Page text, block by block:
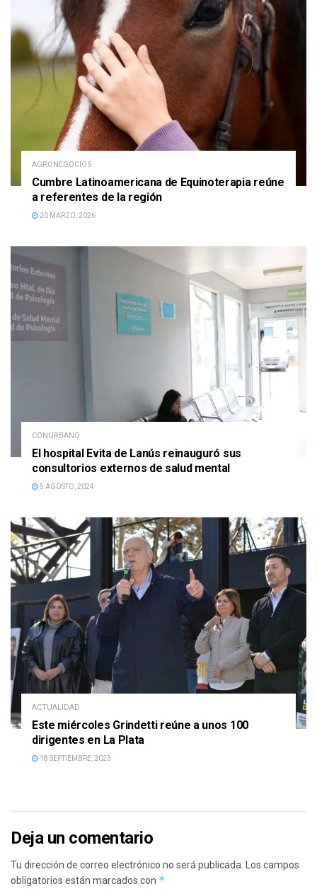
AGRONEGOCIOS
Cumbre Latinoamericana de Equinoterapia reúne
a referentes de la región
20 MARZO, 2026
CONURBANO
El hospital Evita de Lanús reinauguró sus
consultorios externos de salud mental
5 AGOSTO, 2024
ACTUALIDAD
Este miércoles Grindetti reúne a unos 100
dirigentes en La Plata
18 SEPTIEMBRE, 2023
Deja un comentario
Tu dirección de correo electrónico no será publicada. Los campos
obligatorios están marcados con *